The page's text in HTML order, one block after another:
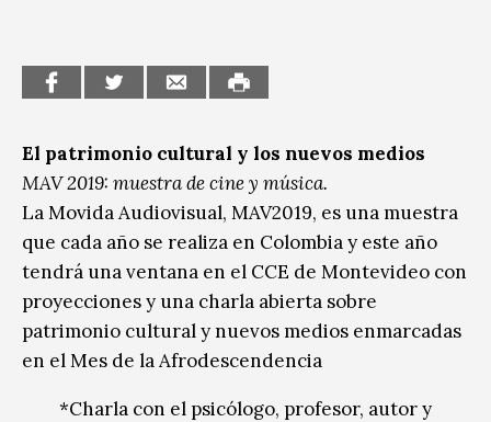
El patrimonio cultural y los nuevos medios
MAV 2019: muestra de cine y música.
La Movida Audiovisual, MAV2019, es una muestra
que cada año se realiza en Colombia y este año
tendrá una ventana en el CCE de Montevideo con
proyecciones y una charla abierta sobre
patrimonio cultural y nuevos medios enmarcadas
en el Mes de la Afrodescendencia
*Charla con el psicólogo, profesor, autor y